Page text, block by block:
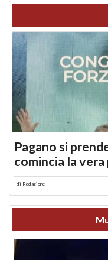
Pagano si
comincia la
di Redazione